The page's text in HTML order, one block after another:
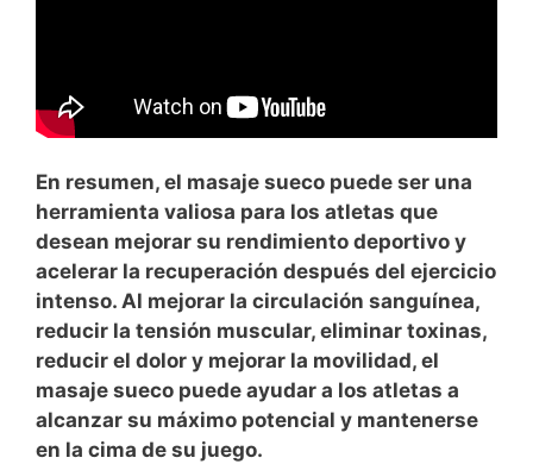
En resumen, el masaje sueco puede ser una
herramienta valiosa para los atletas que
desean mejorar su rendimiento deportivo y
acelerar la recuperación después del ejercicio
intenso. Al mejorar la circulación sanguínea,
reducir la tensión muscular, eliminar toxinas,
reducir el dolor y mejorar la movilidad, el
masaje sueco puede ayudar a los atletas a
alcanzar su máximo potencial y mantenerse
en la cima de su juego.